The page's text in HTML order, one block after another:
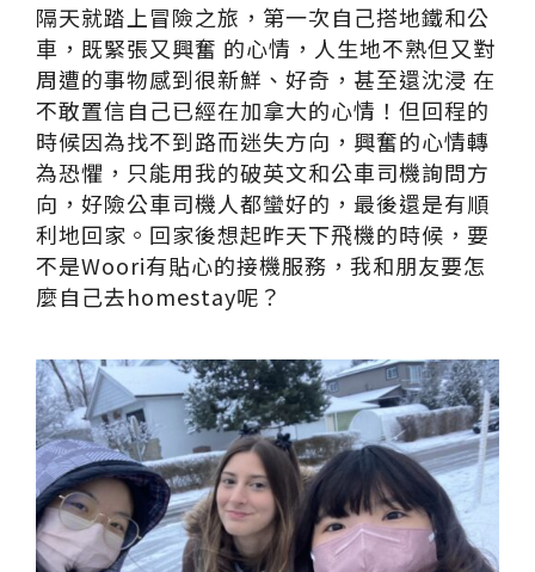
隔天就踏上冒險之旅，第⼀次⾃⼰搭地鐵和公
⾞，既緊張⼜興奮 的⼼情，⼈⽣地不熟但⼜對
周遭的事物感到很新鮮、好奇，甚⾄還沈浸 在
不敢置信⾃⼰已經在加拿⼤的⼼情！但回程的
時候因為找不到路⽽迷失⽅向，興奮的⼼情轉
為恐懼，只能⽤我的破英⽂和公⾞司機詢問⽅
向，好險公⾞司機⼈都蠻好的，最後還是有順
利地回家。回家後想起昨天下⾶機的時候，要
不是Woori有貼⼼的接機服務，我和朋友要怎
麼⾃⼰去homestay呢？